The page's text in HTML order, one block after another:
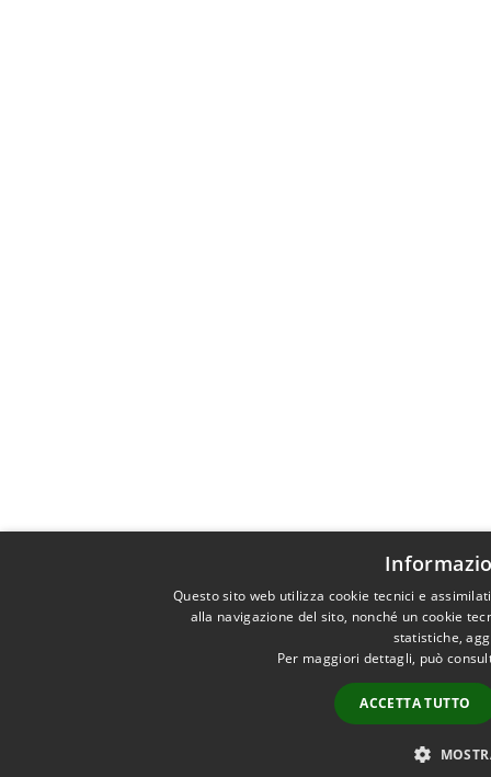
Questo sito web utilizza cookie tecnici e
alla navigazione del sito, nonché un cookie
statistiche,
Per maggiori dettagli, può
ACCETTA TUTTO